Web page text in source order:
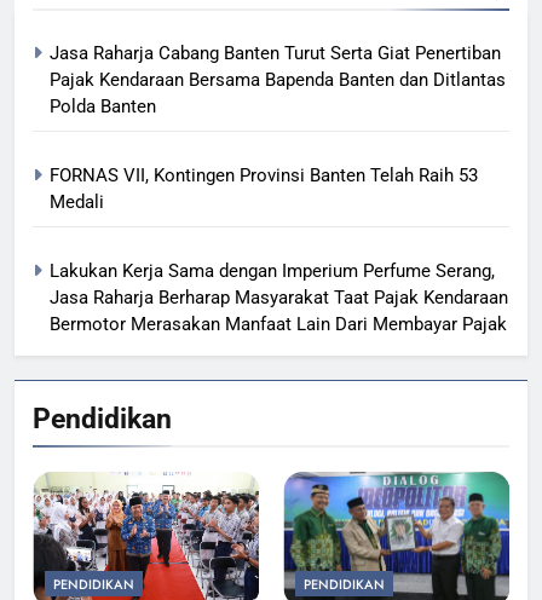
Jasa Raharja Cabang Banten Turut Serta Giat Penertiban
Pajak Kendaraan Bersama Bapenda Banten dan Ditlantas
Polda Banten
FORNAS VII, Kontingen Provinsi Banten Telah Raih 53
Medali
Lakukan Kerja Sama dengan Imperium Perfume Serang,
Jasa Raharja Berharap Masyarakat Taat Pajak Kendaraan
Bermotor Merasakan Manfaat Lain Dari Membayar Pajak
Pendidikan
PENDIDIKAN PENDIDIKAN